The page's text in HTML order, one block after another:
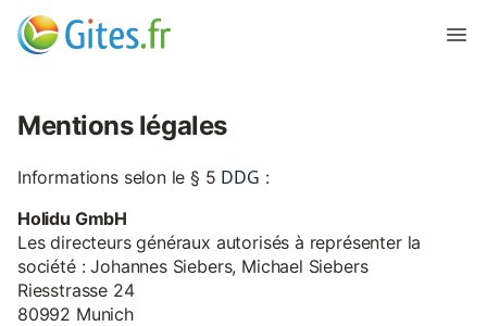
Mentions légales
Informations selon le § 5 DDG :
Holidu GmbH
Les directeurs généraux autorisés à représenter la
société : Johannes Siebers, Michael Siebers
Riesstrasse 24
80992 Munich